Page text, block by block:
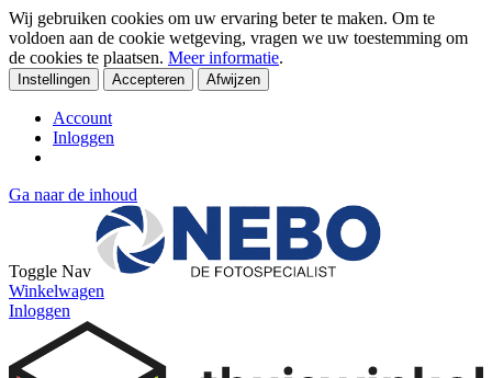
Wij gebruiken cookies om uw ervaring beter te maken. Om te
voldoen aan de cookie wetgeving, vragen we uw toestemming om
de cookies te plaatsen. Meer informatie.
Instellingen Accepteren Afwijzen
Account
Inloggen
Ga naar de inhoud
Toggle Nav
Winkelwagen
Inloggen